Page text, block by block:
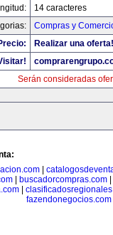
14 caracteres
Compras y
Realizar una oferta!
Serán consideradas
| buscadorcompras.com|
fazendonegocios.com